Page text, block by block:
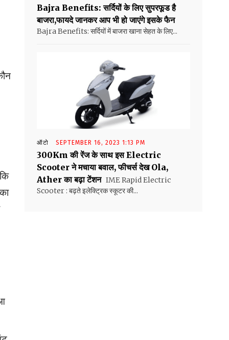
Bajra Benefits: सर्दियों के लिए सुपरफूड है
बाजरा,फायदे जानकर आप भी हो जाएंगे इसके फैन
Bajra Benefits: सर्दियों में बाजरा खाना सेहत के लिए...
ऑटो SEPTEMBER 16, 2023 1:13 PM
300Km की रेंज के साथ इस Electric
Scooter ने मचाया बवाल, फीचर्स देख Ola,
Ather का बढ़ा टेंशन IME Rapid Electric
Scooter : बढ़ते इलेक्ट्रिक स्कूटर की...